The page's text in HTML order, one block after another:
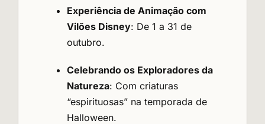
Experiência de Animação com
Vilões Disney: De 1 a 31 de
outubro.
Celebrando os Exploradores da
Natureza: Com criaturas
“espirituosas” na temporada de
Halloween.